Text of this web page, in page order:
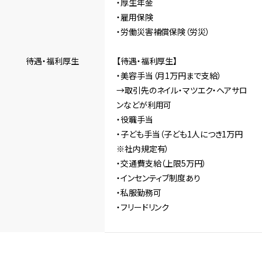
待遇・福利厚生
・厚生年金
・雇用保険
・労働災害補償保険（労災）
【待遇・福利厚生】
・美容手当（月1万円まで支給）
→取引先のネイル・マツエク・ヘアサロ
ンなどが利用可
・役職手当
・子ども手当（子ども1人につき1万円
※社内規定有）
・交通費支給（上限5万円）
・インセンティブ制度あり
・私服勤務可
・フリードリンク